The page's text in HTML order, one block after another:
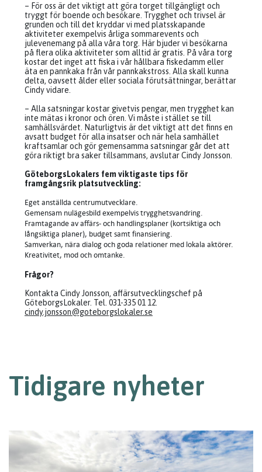
– För oss är det viktigt att göra torget tillgängligt och
tryggt för boende och besökare. Trygghet och trivsel är
grunden och till det kryddar vi med platsskapande
aktiviteter exempelvis årliga sommarevents och
julevenemang på alla våra torg. Här bjuder vi besökarna
på flera olika aktiviteter som alltid är gratis. På våra torg
kostar det inget att fiska i vår hållbara fiskedamm eller
äta en pannkaka från vår pannkakstross. Alla skall kunna
delta, oavsett ålder eller sociala förutsättningar, berättar
Cindy vidare.
– Alla satsningar kostar givetvis pengar, men trygghet kan
inte mätas i kronor och ören. Vi måste i stället se till
samhällsvärdet. Naturligtvis är det viktigt att det finns en
avsatt budget för alla insatser och när hela samhället
kraftsamlar och gör gemensamma satsningar går det att
göra riktigt bra saker tillsammans, avslutar Cindy Jonsson.
GöteborgsLokalers fem viktigaste tips för
framgångsrik platsutveckling:
Eget anställda centrumutvecklare.
Gemensam nulägesbild exempelvis trygghetsvandring.
Framtagande av affärs- och handlingsplaner (kortsiktiga och
långsiktiga planer), budget samt finansiering.
Samverkan, nära dialog och goda relationer med lokala aktörer.
Kreativitet, mod och omtanke.
Frågor?
Kontakta Cindy Jonsson, affärsutvecklingschef på
GöteborgsLokaler. Tel. 031-335 01 12.
cindy.jonsson@goteborgslokaler.se
Tidigare nyheter